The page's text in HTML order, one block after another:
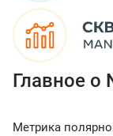
Главное о
Метрика